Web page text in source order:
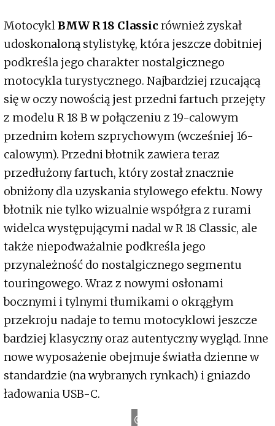
MotocyklBMW R 18 Classic również zyskał
udoskonaloną stylistykę, która jeszcze dobitniej
podkreśla jego charakter nostalgicznego
motocykla turystycznego. Najbardziej rzucającą
się w oczy nowością jest przedni fartuch przejęty
z modelu R 18 B w połączeniu z 19-calowym
przednim kołem szprychowym (wcześniej 16-
calowym). Przedni błotnik zawiera teraz
przedłużony fartuch, który został znacznie
obniżony dla uzyskania stylowego efektu. Nowy
błotnik nie tylko wizualnie współgra z rurami
widelca występującymi nadal w R 18 Classic, ale
także niepodważalnie podkreśla jego
przynależność do nostalgicznego segmentu
touringowego. Wraz z nowymi osłonami
bocznymi i tylnymi tłumikami o okrągłym
przekroju nadaje to temu motocyklowi jeszcze
bardziej klasyczny oraz autentyczny wygląd. Inne
nowe wyposażenie obejmuje światła dzienne w
standardzie (na wybranych rynkach) i gniazdo
ładowania USB-C.